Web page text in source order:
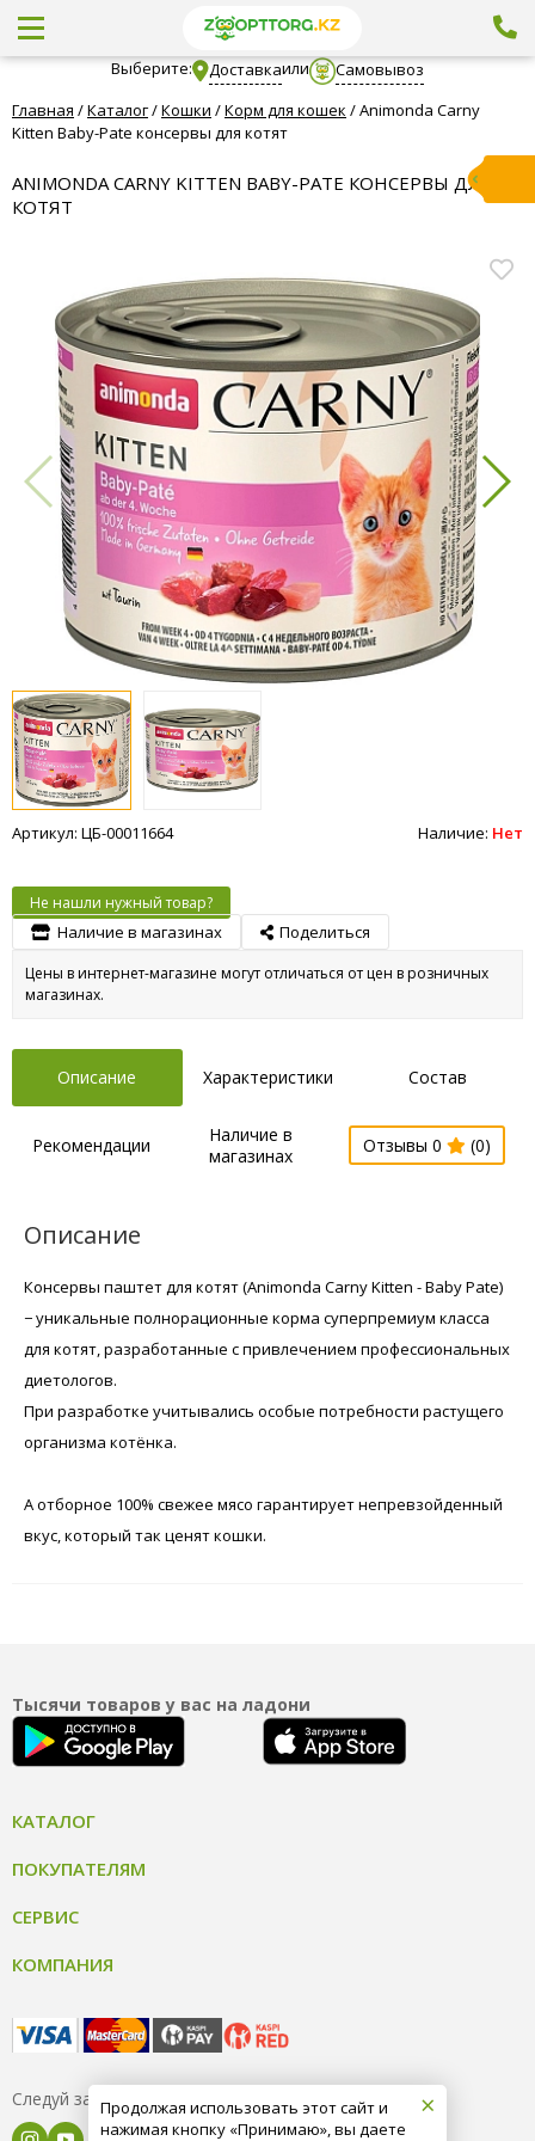
Выберите: Доставкаили
Самовывоз
Главная /Каталог/Кошки /Корм для кошек /Animonda Carny
Kitten Baby-Pate консервы для котят
ANIMONDA CARNY KITTEN BABY-PATE КОНСЕРВЫ ДЛЯ
КОТЯТ
Артикул: ЦБ-00011664 Наличие: Нет
Не нашли нужный товар?
Наличие в магазинах Поделиться
Цены в интернет-магазине могут отличаться от цен в розничных
магазинах.
Описание Характеристики Состав
Рекомендации
Наличие в
магазинах
Отзывы 0 (0)
Описание
Консервы паштет для котят (Animonda Carny Kitten - Baby Pate)
− уникальные полнорационные корма суперпремиум класса
для котят, разработанные с привлечением профессиональных
диетологов.
При разработке учитывались особые потребности растущего
организма котёнка.
А отборное 100% свежее мясо гарантирует непревзойденный
вкус, который так ценят кошки.
Тысячи товаров у вас на ладони
КАТАЛОГ
ПОКУПАТЕЛЯМ
СЕРВИС
КОМПАНИЯ
Следуй за нами ×
Продолжая использовать этот сайт и
нажимая кнопку «Принимаю», вы даете